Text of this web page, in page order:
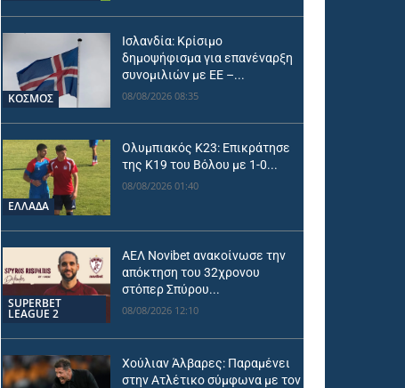
ΚΟΣΜΟΣ
Ισλανδία: Κρίσιμο
δημοψήφισμα για επανέναρξη
συνομιλιών με ΕΕ –...
08/08/2026 08:35
ΕΛΛΑΔΑ
Ολυμπιακός Κ23: Επικράτησε
της Κ19 του Βόλου με 1-0...
08/08/2026 01:40
SUPERBET
LEAGUE 2
ΑΕΛ Novibet ανακοίνωσε την
απόκτηση του 32χρονου
στόπερ Σπύρου...
08/08/2026 12:10
Χούλιαν Άλβαρες: Παραμένει
στην Ατλέτικο σύμφωνα με τον